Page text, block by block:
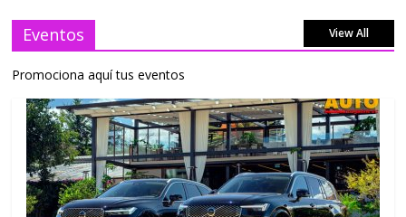
Eventos View All
Promociona aquí tus eventos